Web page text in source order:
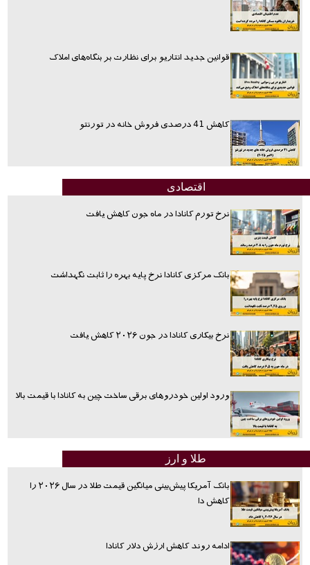
قوانین جدید انتاریو برای نظارت بر بنگاه‌های املاک
کاهش 41 درصدی فروش خانه در تورنتو
اقتصادی
نرخ تورم کانادا در ماه جون کاهش یافت
بانک مرکزی کانادا نرخ پایه بهره را ثابت نگهداشت
نرخ بیکاری کانادا در جون ۲۰۲۶ کاهش یافت
ورود اولین خودروهای برقی ساخت چین به کانادا با قیمت بالا
طلا و ارز
بانک آمریکا پیش‌بینی میانگین قیمت طلا در سال ۲۰۲۶ را
کاهش دا
ادامه روند کاهش ارزش دلار کانادا